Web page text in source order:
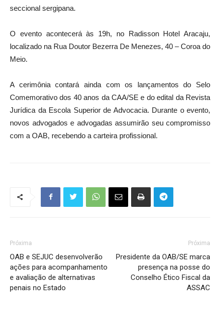
seccional sergipana.
O evento acontecerá às 19h, no Radisson Hotel Aracaju,
localizado na Rua Doutor Bezerra De Menezes, 40 – Coroa do
Meio.
A cerimônia contará ainda com os lançamentos do Selo
Comemorativo dos 40 anos da CAA/SE e do edital da Revista
Jurídica da Escola Superior de Advocacia. Durante o evento,
novos advogados e advogadas assumirão seu compromisso
com a OAB, recebendo a carteira profissional.
Próxima
OAB e SEJUC desenvolverão
ações para acompanhamento
e avaliação de alternativas
penais no Estado
Próxima
Presidente da OAB/SE marca
presença na posse do
Conselho Ético Fiscal da
ASSAC